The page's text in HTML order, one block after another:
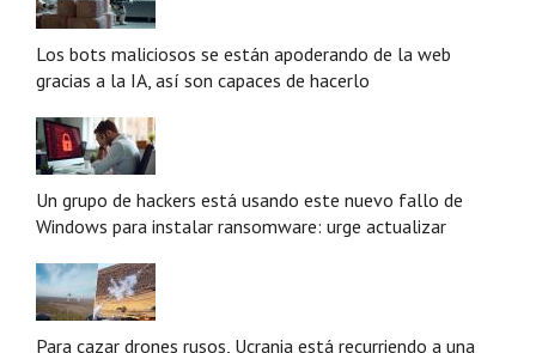
Los bots maliciosos se están apoderando de la web
gracias a la IA, así son capaces de hacerlo
Un grupo de hackers está usando este nuevo fallo de
Windows para instalar ransomware: urge actualizar
Para cazar drones rusos, Ucrania está recurriendo a una